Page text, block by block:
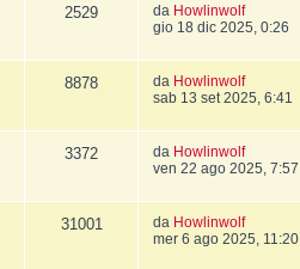
2529 da Howlinwolf
gio 18 dic 2025, 0:26
8878 da Howlinwolf
sab 13 set 2025, 6:41
3372 da Howlinwolf
ven 22 ago 2025, 7:57
31001 da Howlinwolf
mer 6 ago 2025, 11:20